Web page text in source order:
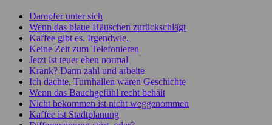
Dampfer unter sich
Wenn das blaue Häuschen zurückschlägt
Kaffee gibt es. Irgendwie.
Keine Zeit zum Telefonieren
Jetzt ist teuer eben normal
Krank? Dann zahl und arbeite
Ich dachte, Turnhallen wären Geschichte
Wenn das Bauchgefühl recht behält
Nicht bekommen ist nicht weggenommen
Kaffee ist Stadtplanung